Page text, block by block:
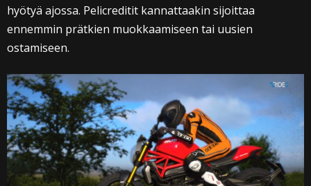
hyötyä ajossa. Pelicreditit kannattaakin sijoittaa
ennemmin prätkien muokkaamiseen tai uusien
ostamiseen.